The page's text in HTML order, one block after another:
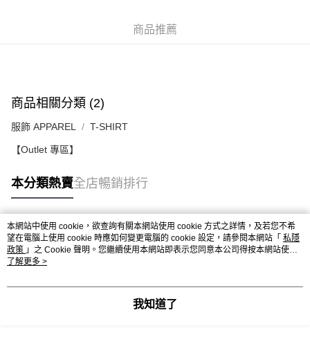
每筆HK$50.00，滿HK$499.00或以上免運費
配送至澳門
商品推薦
商品相關分類 (2)
服飾 APPAREL T-SHIRT
【Outlet 專區】
本分類熱賣全店暢銷排行
熱門標籤
熱銷排行
本網站中使用 cookie，欲查詢有關本網站使用 cookie 方式之詳情，及若您不希
望在電腦上使用 cookie 時應如何變更電腦的 cookie 設定，請參閱本網站「 私隱
政策 」之 Cookie 聲明。您繼續使用本網站即表示您同意本公司得按本網站使用
條款之 Cookie 聲明使用 cookie。
了解更多 >
我知道了